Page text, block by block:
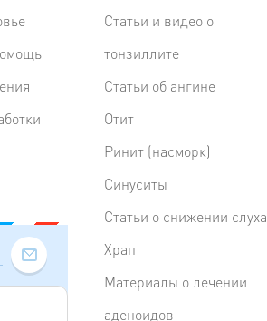
Статьи и видео о
тонзиллите
Статьи об ангине
Отит
Ринит (насморк)
Синуситы
Статьи о снижении слуха
Храп
Материалы о лечении
аденоидов